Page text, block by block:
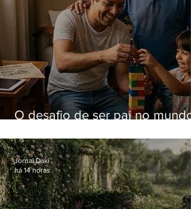
O desafio de ser pai no mundo
Jornal Daki
há 14 horas